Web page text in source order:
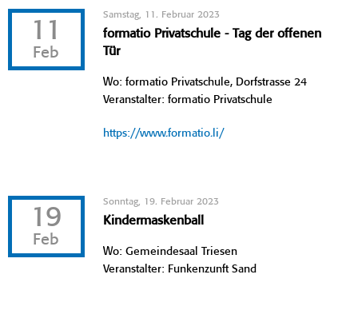
11
Feb
Samstag, 11. Februar 2023
formatio Privatschule - Tag der offenen
Tür
Wo: formatio Privatschule, Dorfstrasse 24
Veranstalter: formatio Privatschule
https://www.formatio.li/
19
Feb
Sonntag, 19. Februar 2023
Kindermaskenball
Wo: Gemeindesaal Triesen
Veranstalter: Funkenzunft Sand